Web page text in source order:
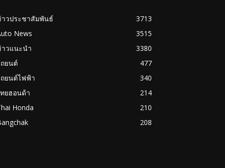
วประชาสัมพันธ์
3713
News
3515
วแนะนำ
3380
ยนต์
477
ยนต์ไฟฟ้า
340
ยฮอนด้า
214
Honda
210
208